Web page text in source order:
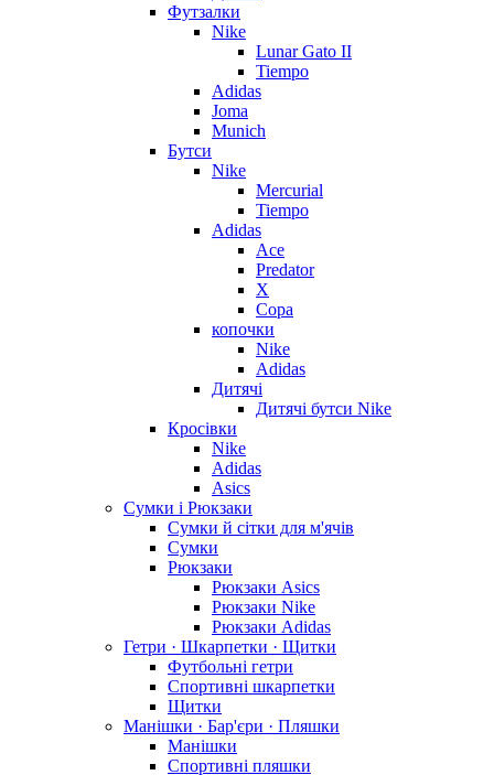
Футзалки
Nike
Lunar Gato II
Tiempo
Adidas
Joma
Munich
Бутси
Nike
Mercurial
Tiempo
Adidas
Ace
Predator
X
Copa
копочки
Nike
Adidas
Дитячі
Дитячі бутси Nike
Кросівки
Nike
Adidas
Asics
Сумки і Рюкзаки
Сумки й сітки для м'ячів
Сумки
Рюкзаки
Рюкзаки Asics
Рюкзаки Nike
Рюкзаки Adidas
Гетри · Шкарпетки · Щитки
Футбольні гетри
Спортивні шкарпетки
Щитки
Манішки · Бар'єри · Пляшки
Манішки
Спортивні пляшки